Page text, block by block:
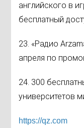
английского в
бесплатный
23. «Радио
апреля по
24. 300
университетов
https://qz.com